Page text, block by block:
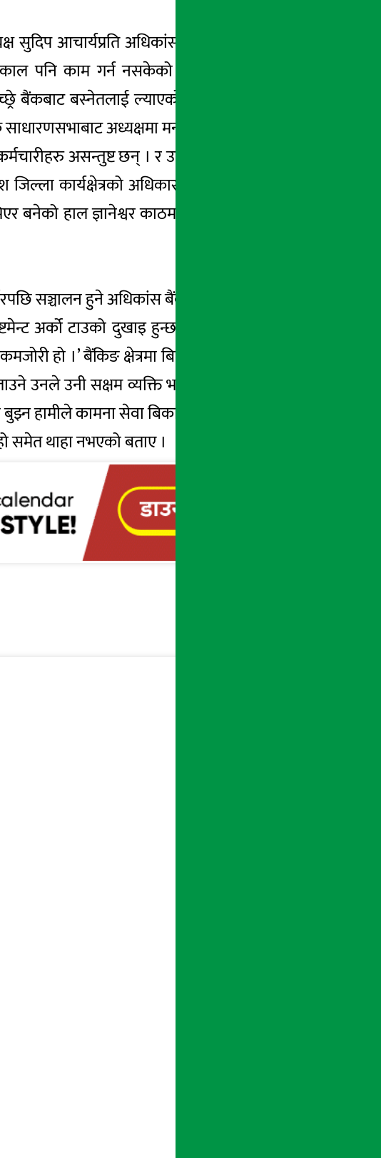
आचार्यप्रति अधिकांस उपल्लो तहका कर्मचारीहरु
पनि काम गर्न नसकेको तर्क बैंकका उपल्लो तहका
बैंकबाट बस्नेतलाई ल्याएको उनीहरुको तर्क छ । प्रविन
अध्यक्षमा मनोनित भएका आचार्यकै प्लान
असन्तुष्ट छन् । र उनीहरुले खुलेर काम गर्नसमेत
कार्यक्षेत्रको अधिकार पाएको सेवा विकास बैंक र
हाल ज्ञानेश्वर काठमाडौंमा प्रधान कार्यालय रहेको
सञ्चालन हुने अधिकांस बैंकमा यस्तो समस्या हुने गरेको
अर्को टाउको दुखाइ हुन्छ बैंकमा । दुइथरी ग्राउण्डबाट
हो ।’ बैंकिङ क्षेत्रमा बिगत लामो समयदेखि काम गर्दै
उनी सक्षम व्यक्ति भएको दावी समेत गरे । ‘प्रविन
हामीले कामना सेवा बिकास बैंकमा फोन गरेका थियौं ।
समेत थाहा नभएको बताए ।